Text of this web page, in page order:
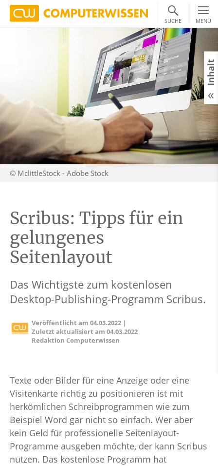
SUCHE MENÜ
© MclittleStock - Adobe Stock
Scribus: Tipps für ein
gelungenes
Seitenlayout
Das Wichtigste zum kostenlosen
Desktop-Publishing-Programm Scribus.
Veröffentlicht am04.03.2022 |
Zuletzt aktualisiert am04.03.2022
Redaktion Computerwissen
Texte oder Bilder für eine Anzeige oder eine
Visitenkarte richtig zu positionieren ist mit
herkömlichen Schreibprogrammen wie zum
Beispiel Word gar nicht so einfach. Wer aber
kein Geld für professionelle Seitenlayout-
Programme ausgeben möchte, der kann Scribus
nutzen. Das kostenlose Programm hat
Inhalt